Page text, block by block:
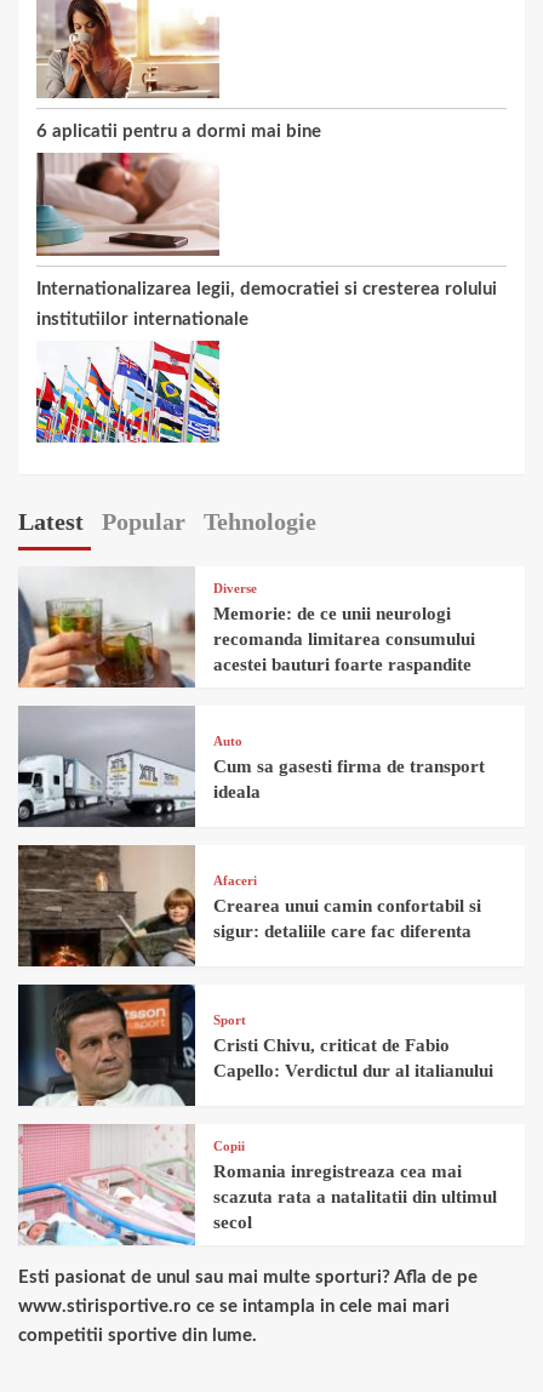
6 aplicatii pentru a dormi mai bine
Internationalizarea legii, democratiei si cresterea rolului
institutiilor internationale
Latest Popular Tehnologie
Diverse
Memorie: de ce unii neurologi
recomanda limitarea consumului
acestei bauturi foarte raspandite
Auto
Cum sa gasesti firma de transport
ideala
Afaceri
Crearea unui camin confortabil si
sigur: detaliile care fac diferenta
Sport
Cristi Chivu, criticat de Fabio
Capello: Verdictul dur al italianului
Copii
Romania inregistreaza cea mai
scazuta rata a natalitatii din ultimul
secol
Esti pasionat de unul sau mai multe sporturi? Afla de pe
www.stirisportive.ro ce se intampla in cele mai mari
competitii sportive din lume.